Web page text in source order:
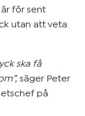
för sent
utan att veta
ska få
säger Peter
på